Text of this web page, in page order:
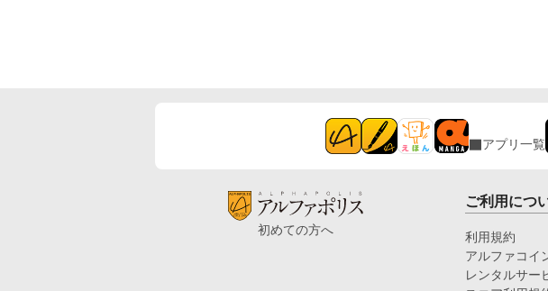
アプリ一覧
初めての方へ
ご利用につ
利用規約
アルファコイ
レンタルサー